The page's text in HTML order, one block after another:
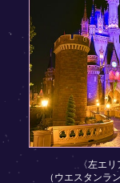
〈左エリ
（ウエスタンラ